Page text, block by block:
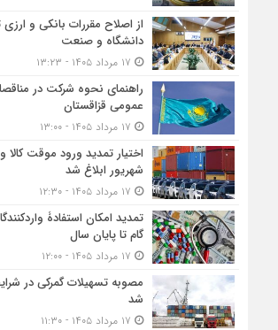
از اصلاح مقررات بانکی و
دانشگاه و صنعت
راهنمای نحوه شرکت در
عمومی قزاقستان
اختیار تمدید ورود موقت کالا
شهریور ابلاغ شد
تمدید امکان استفادۀ
گام تا پایان سال
مصوبه تسهیلات گمرکی در
شد